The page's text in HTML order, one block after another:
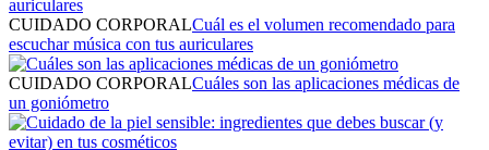
CUIDADO CORPORALCuál es el volumen recomendado para
escuchar música​ con tus auriculares
CUIDADO CORPORALCuáles son las aplicaciones médicas de
un goniómetro